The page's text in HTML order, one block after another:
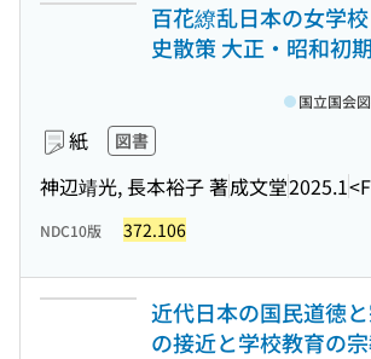
百花繚乱日本の女学
史散策 大正・昭和初
紙 図書
神辺靖光, 長本裕子 著成文堂2025.1
国立国会
NDC10版 372.106
近代日本の国民道徳
の接近と学校教育の